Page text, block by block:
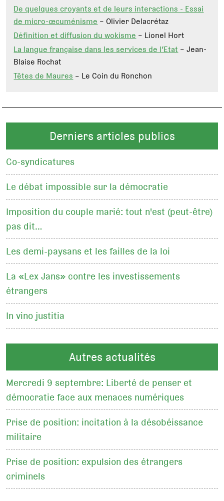
De quelques croyants et de leurs interactions - Essai
de micro-œcuménisme – Olivier Delacrétaz
Définition et diffusion du wokisme – Lionel Hort
La langue française dans les services de l’Etat – Jean-
Blaise Rochat
Têtes de Maures – Le Coin du Ronchon
Derniers articles publics
Co-syndicatures
Le débat impossible sur la démocratie
Imposition du couple marié: tout n'est (peut-être)
pas dit…
Les demi-paysans et les failles de la loi
La «Lex Jans» contre les investissements
étrangers
In vino justitia
Autres actualités
Mercredi 9 septembre: Liberté de penser et
démocratie face aux menaces numériques
Prise de position: incitation à la désobéissance
militaire
Prise de position: expulsion des étrangers
criminels